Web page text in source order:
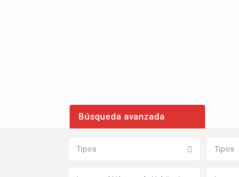
Búsqueda avanzada
Tipos Tipos